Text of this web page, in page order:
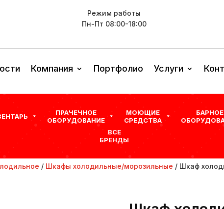
Режим работы
Пн-Пт 08:00-18:00
Компания Портфолио Услуги
ПРАЧЕЧНОЕ
ОБОРУДОВАНИЕ
МОЮЩИЕ
СРЕДСТВА
БАРНОЕ
ВСЕ
БРЕНДЫ
/ Шкафы холодильные/морозильные / Шкаф